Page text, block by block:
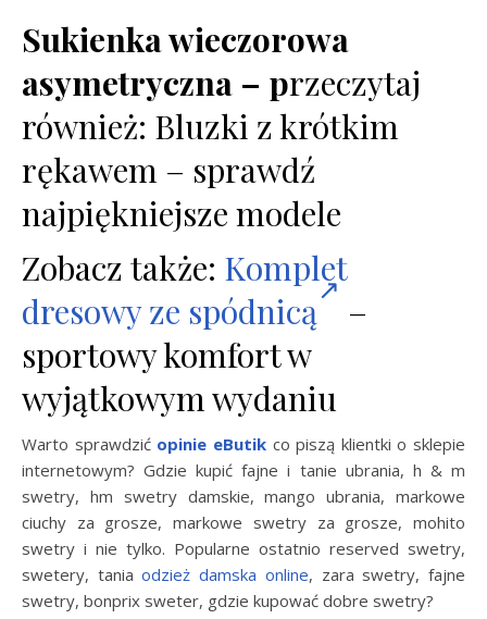
Sukienka wieczorowa
asymetryczna – przeczytaj
również: Bluzki z krótkim
rękawem – sprawdź
najpiękniejsze modele
Zobacz także: Komplet
dresowy ze spódnicą
–
sportowy komfort w
wyjątkowym wydaniu
Warto sprawdzić opinie eButikco piszą klientki o sklepie
internetowym? Gdzie kupić fajne i tanie ubrania, h & m
swetry, hm swetry damskie, mango ubrania, markowe
ciuchy za grosze, markowe swetry za grosze, mohito
swetry i nie tylko. Popularne ostatnio reserved swetry,
swetery, taniaodzież damska online, zara swetry, fajne
swetry, bonprix sweter, gdzie kupować dobre swetry?